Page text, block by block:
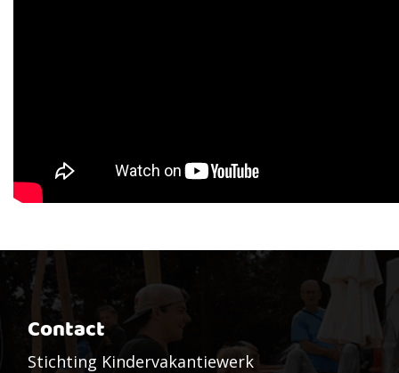
Contact
Stichting Kindervakantiewerk